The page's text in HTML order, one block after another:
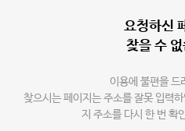
요청하신
찾을 수
이용에 불편을 드
찾으시는 페이지는 주소를 잘못 입력
지 주소를 다시 한 번 확